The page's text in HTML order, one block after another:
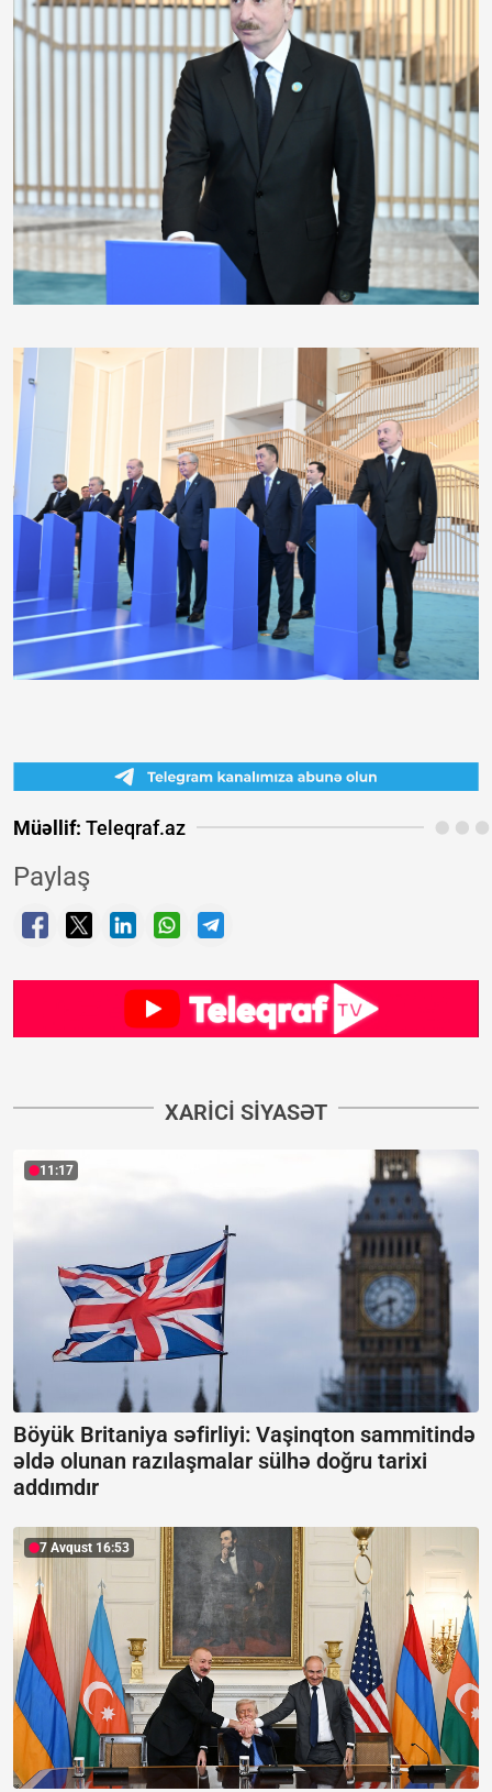
Müəllif: Teleqraf.az
Paylaş
XARICI SIYASƏT
11:17
Böyük Britaniya səfirliyi: Vaşinqton sammitində
əldə olunan razılaşmalar sülhə doğru tarixi
addımdır
7 Avqust 16:53